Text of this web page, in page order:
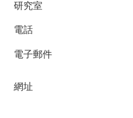
研究室
電話
電子郵件
網址